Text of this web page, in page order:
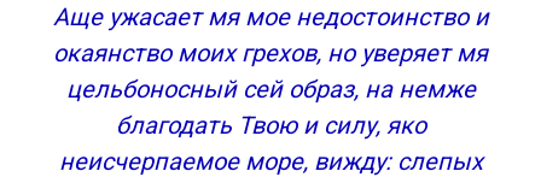
Аще ужасает мя мое недостоинство и
окаянство моих грехов, но уверяет мя
цельбоносный сей образ, на немже
благодать Твою и силу, яко
неисчерпаемое море, вижду: слепых